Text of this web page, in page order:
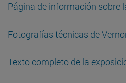
Página de información sobre
Fotografías técnicas de
Texto completo de la